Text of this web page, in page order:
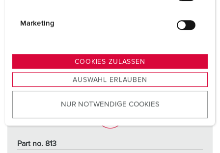
s
u
w
Marketing
COOKIES ZULASSEN
AUSWAHL ERLAUBEN
NUR NOTWENDIGE COOKIES
Part no. 813